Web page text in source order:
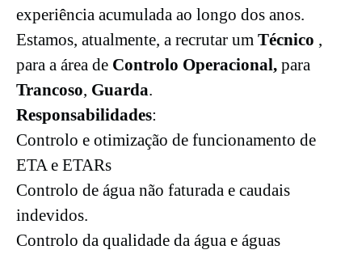
experiência acumulada ao longo dos anos.
Estamos, atualmente, a recrutar um Técnico ,
para a área de Controlo Operacional, para
Trancoso, Guarda.
Responsabilidades:
Controlo e otimização de funcionamento de
ETA e ETARs
Controlo de água não faturada e caudais
indevidos.
Controlo da qualidade da água e águas